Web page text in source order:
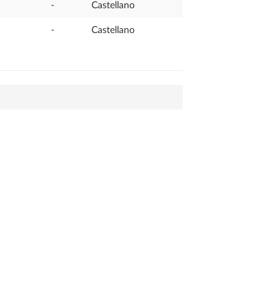
- Castellano
- Castellano